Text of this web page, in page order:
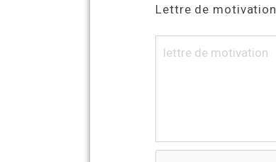
Lettre de motivation